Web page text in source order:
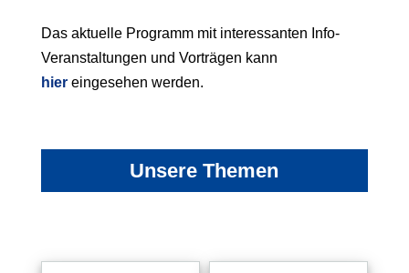
Das aktuelle Programm mit interessanten Info-
Veranstaltungen und Vorträgen kann
hiereingesehen werden.
Unsere Themen